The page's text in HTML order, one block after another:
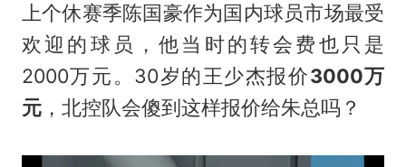
上个休赛季陈国豪作为国内球员市场最受
欢迎的球员，他当时的转会费也只是
2000万元。30岁的王少杰报价3000万
元，北控队会傻到这样报价给朱总吗？